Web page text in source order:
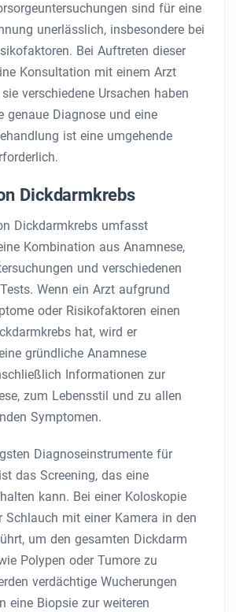
sind für eine
unerlässlich, insbesondere bei
Bei Auftreten dieser
Konsultation mit einem Arzt
verschiedene Ursachen haben
genaue Diagnose und eine
ist eine umgehende
Dickdarmkrebs
Dickdarmkrebs umfasst
Kombination aus Anamnese,
und verschiedenen
Wenn ein Arzt aufgrund
oder Risikofaktoren einen
hat, wird er
gründliche Anamnese
Informationen zur
zum Lebensstil und zu allen
Symptomen.
Diagnoseinstrumente für
das Screening, das eine
kann. Bei einer Koloskopie
Schlauch mit einer Kamera in den
um den gesamten Dickdarm
Polypen oder Tumore zu
verdächtige Wucherungen
eine Biopsie zur weiteren